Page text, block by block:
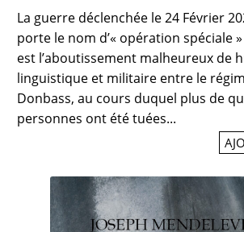
La guerre déclenchée le 24 Février
porte le nom d’« opération spéciale
est l’aboutissement malheureux de
linguistique et militaire entre le
Donbass, au cours duquel plus de
personnes ont été tuées...